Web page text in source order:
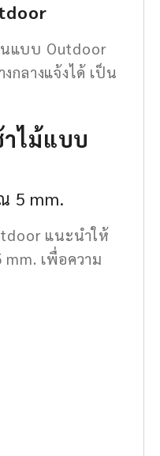
นแบบ Outdoor
กลางแจ้งได้ เป็น
าไม้แบบ
5 mm.
แนะนำให้
เพื่อความ